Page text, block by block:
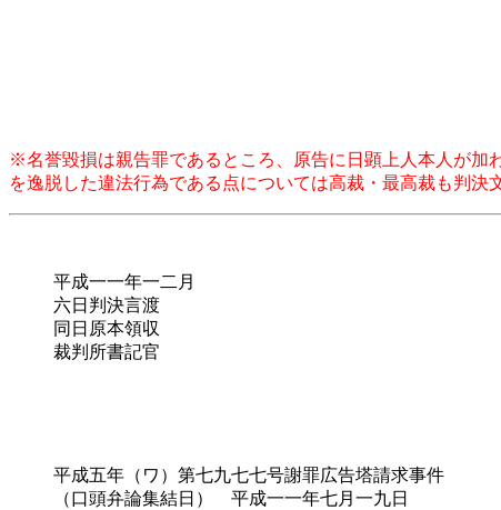
※名誉毀損は親告罪であるところ、原告に日顕上人本人が加
を逸脱した違法行為である点については高裁・最高裁も判決
平成一一年一二月
六日判決言渡
同日原本領収
裁判所書記官
平成五年（ワ）第七九七七号謝罪広告塔請求事件
（口頭弁論集結日）　平成一一年七月一九日